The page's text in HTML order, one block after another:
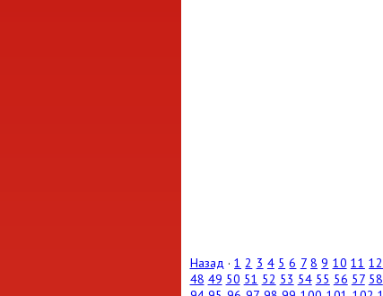
Назад ·1 2 3 4 5 6 7 8 9 10 11 12
48 49 50 51 52 53 54 55 56 57 58